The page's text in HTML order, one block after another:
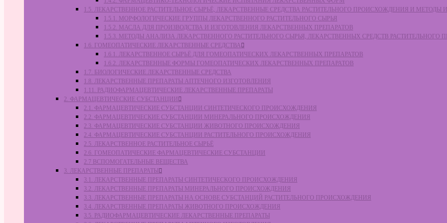
1.5. ЛЕКАРСТВЕННОЕ РАСТИТЕЛЬНОЕ СЫРЬЁ, ЛЕКАРСТВЕННЫЕ СРЕДСТВА РАСТИТЕЛЬНОГО ПРОИСХОЖДЕНИЯ И МЕТОДЫ
1.5.1. МОРФОЛОГИЧЕСКИЕ ГРУППЫ ЛЕКАРСТВЕННОГО РАСТИТЕЛЬНОГО СЫРЬЯ
1.5.2. МАСЛА ДЛЯ ПРОИЗВОДСТВА И ИЗГОТОВЛЕНИЯ ЛЕКАРСТВЕННЫХ ПРЕПАРАТОВ
1.5.3. МЕТОДЫ АНАЛИЗА ЛЕКАРСТВЕННОГО РАСТИТЕЛЬНОГО СЫРЬЯ, ЛЕКАРСТВЕННЫХ СРЕДСТВ РАСТИТЕЛЬНОГО
1.6. ГОМЕОПАТИЧЕСКИЕ ЛЕКАРСТВЕННЫЕ СРЕДСТВА
1.6.1. ЛЕКАРСТВЕННОЕ СЫРЬЁ ДЛЯ ГОМЕОПАТИЧЕСКИХ ЛЕКАРСТВЕННЫХ ПРЕПАРАТОВ
1.6.2. ЛЕКАРСТВЕННЫЕ ФОРМЫ ГОМЕОПАТИЧЕСКИХ ЛЕКАРСТВЕННЫХ ПРЕПАРАТОВ
1.7. БИОЛОГИЧЕСКИЕ ЛЕКАРСТВЕННЫЕ СРЕДСТВА
1.8. ЛЕКАРСТВЕННЫЕ ПРЕПАРАТЫ АПТЕЧНОГО ИЗГОТОВЛЕНИЯ
1.11. РАДИОФАРМАЦЕВТИЧЕСКИЕ ЛЕКАРСТВЕННЫЕ ПРЕПАРАТЫ
2. ФАРМАЦЕВТИЧЕСКИЕ СУБСТАНЦИИ
2.1. ФАРМАЦЕВТИЧЕСКИЕ СУБСТАНЦИИ СИНТЕТИЧЕСКОГО ПРОИСХОЖДЕНИЯ
2.2. ФАРМАЦЕВТИЧЕСКИЕ СУБСТАНЦИИ МИНЕРАЛЬНОГО ПРОИСХОЖДЕНИЯ
2.3. ФАРМАЦЕВТИЧЕСКИЕ СУБСТАНЦИИ ЖИВОТНОГО ПРОИСХОЖДЕНИЯ
2.4. ФАРМАЦЕВТИЧЕСКИЕ СУБСТАНЦИИ РАСТИТЕЛЬНОГО ПРОИСХОЖДЕНИЯ
2.5. ЛЕКАРСТВЕННОЕ РАСТИТЕЛЬНОЕ СЫРЬЁ
2.6. ГОМЕОПАТИЧЕСКИЕ ФАРМАЦЕВТИЧЕСКИЕ СУБСТАНЦИИ
2.7 ВСПОМОГАТЕЛЬНЫЕ ВЕЩЕСТВА
3. ЛЕКАРСТВЕННЫЕ ПРЕПАРАТЫ
3.1. ЛЕКАРСТВЕННЫЕ ПРЕПАРАТЫ СИНТЕТИЧЕСКОГО ПРОИСХОЖДЕНИЯ
3.2. ЛЕКАРСТВЕННЫЕ ПРЕПАРАТЫ МИНЕРАЛЬНОГО ПРОИСХОЖДЕНИЯ
3.3. ЛЕКАРСТВЕННЫЕ ПРЕПАРАТЫ НА ОСНОВЕ СУБСТАНЦИЙ РАСТИТЕЛЬНОГО ПРОИСХОЖДЕНИЯ
3.4. ЛЕКАРСТВЕННЫЕ ПРЕПАРАТЫ ЖИВОТНОГО ПРОИСХОЖДЕНИЯ
3.5. РАДИОФАРМАЦЕВТИЧЕСКИЕ ЛЕКАРСТВЕННЫЕ ПРЕПАРАТЫ